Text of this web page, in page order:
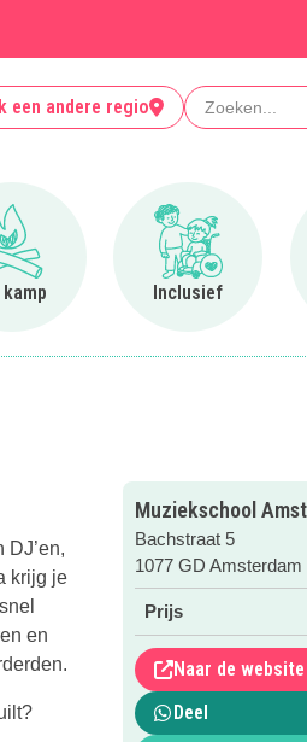
een andere regio Zoeken
kamp
Ga naar Op kamp
Inclusief
Ga naar
krijg je
en
Muziekschool
Bachstraat 5
1077 GD Amsterdam
Prijs
Naar de website
Deel